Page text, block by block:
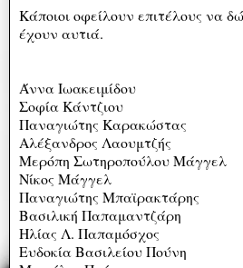
Κάποιοι οφείλουν επιτέλους να
έχουν αυτιά.
Άννα Ιωακειμίδου
Σοφία Κάντζιου
Παναγιώτης Καρακώστας
Αλέξανδρος Λαουμτζής
Μερόπη Σωτηροπούλου Μάγγελ
Νίκος Μάγγελ
Παναγιώτης Μπαϊρακτάρης
Βασιλική Παπαμαντζάρη
Ηλίας Λ. Παπαμόσχος
Ευδοκία Βασιλείου Πούνη